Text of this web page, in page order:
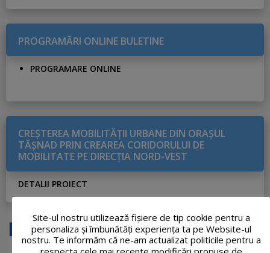
PROGRAMĂRI ONLINE BULETINE
PROGRAMARE ONLINE
CREŞTEREA MOBILITĂŢII URBANE DIN ORAŞUL
TĂŞNAD PRIN CREAREA CORIDORULUI DE
MOBILITATE PE DIRECŢIA NORD-VEST
DETALII PROIECT
Site-ul nostru utilizează fişiere de tip cookie pentru a
personaliza și îmbunătăți experiența ta pe Website-ul
nostru. Te informăm că ne-am actualizat politicile pentru a